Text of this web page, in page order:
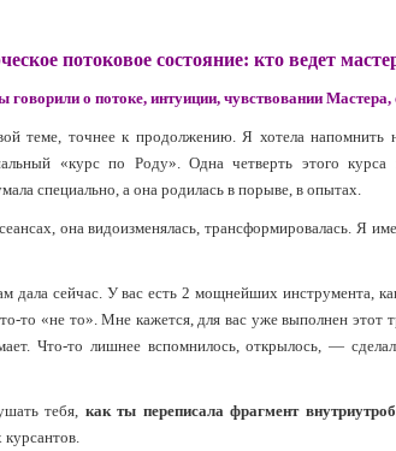
потоковое состояние: кто ведет
говорили о потоке, интуиции, чувствовании
теме, точнее к продолжению. Я хотела напомнить
«курс по Роду». Одна четверть этого курса
специально, а она родилась в порыве, в опытах.
она видоизменялась, трансформировалась. Я
дала сейчас. У вас есть 2 мощнейших инструмента,
то «не то». Мне кажется, для вас уже выполнен этот
Что-то лишнее вспомнилось, открылось, —
тебя, как ты переписала фрагмент